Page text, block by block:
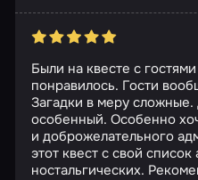
Были на квесте с
понравилось. Гости
Загадки в меру
особенный. Особенно
и доброжелательного
этот квест с свой
ностальгических.